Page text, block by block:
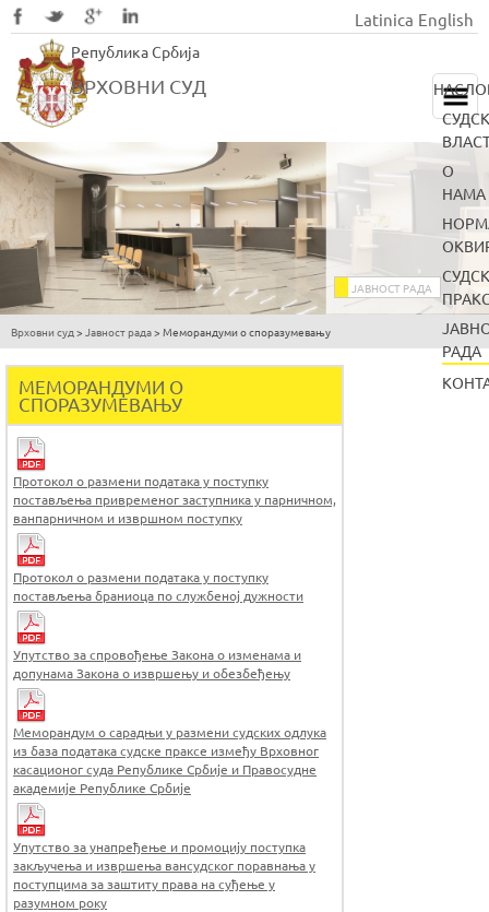
to
main
Република Србија
ВРХОВНИ СУД
Latinica English
О
НАМА
РАДА
ЈАВНОСТ РАДА
You
are
here
Врховни суд > Јавност рада> Меморандуми о споразумевању
МЕМОРАНДУМИ О
СПОРАЗУМЕВАЊУ
Протокол о размени података у поступку
постављења привременог заступника у парничном,
ванпарничном и извршном поступку
Протокол о размени података у поступку
постављења браниоца по службеној дужности
Упутство за спровођење Закона о изменама и
допунама Закона о извршењу и обезбеђењу
Меморандум о сарадњи у размени судских одлука
из база података судске праксе између Врховног
касационог суда Републике Србије и Правосудне
академије Републике Србије
Упутство за унапређење и промоцију поступка
закључења и извршења вансудског поравнања у
поступцима за заштиту права на суђење у
разумном року